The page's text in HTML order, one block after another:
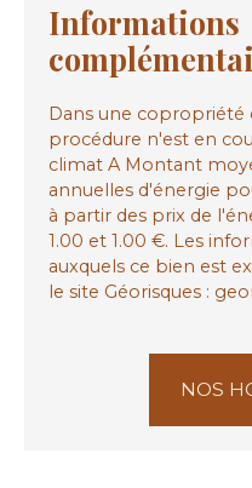
Informations
Dans une copropriété
procédure n'est en
climat A Montant
annuelles d'énergie
à partir des prix de
1.00 et 1.00 €. Les
auxquels ce bien est
le site Géorisques :
NOS